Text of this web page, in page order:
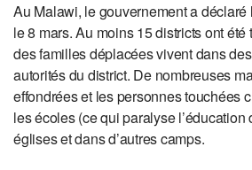
Au Malawi, le gouvernement a déclaré
le 8 mars. Au moins 15 districts ont
des familles déplacées vivent dans
autorités du district. De nombreuses
effondrées et les personnes touchées
les écoles (ce qui paralyse
églises et dans d’autres camps.